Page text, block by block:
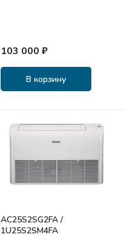
103 000 ₽
В корзину
AC25S2SG2FA /
1U25S2SM4FA